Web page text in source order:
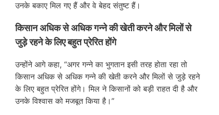
उनके बकाए मिल गए हैं और वे बेहद संतुष्ट हैं।
किसान अधिक से अधिक गन्ने की खेती करने और मिलों से
जुड़े रहने के लिए बहुत प्रेरित होंगे
उन्होंने आगे कहा, “अगर गन्ने का भुगतान इसी तरह होता रहा तो
किसान अधिक से अधिक गन्ने की खेती करने और मिलों से जुड़े रहने
के लिए बहुत प्रेरित होंगे। मिल ने किसानों को बड़ी राहत दी है और
उनके विश्वास को मजबूत किया है।”